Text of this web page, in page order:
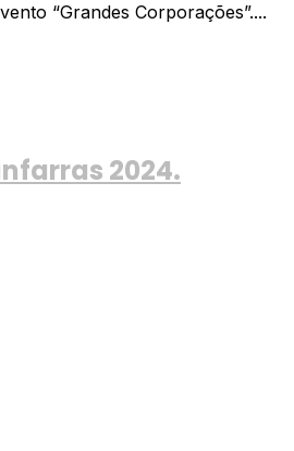
“Grandes Corporações”....
2024.